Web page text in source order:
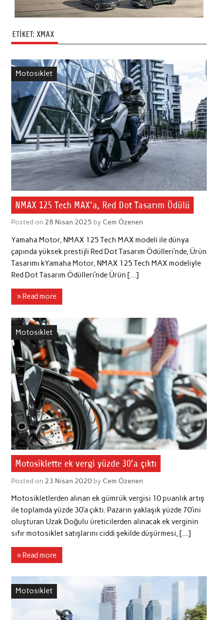
ETIKET: XMAX
Motosiklet
NMAX 125 Tech MAX’a, Red Dot Tasarım Ödülü
Posted on 28 Nisan 2025 by Cem Özenen
Yamaha Motor, NMAX 125 Tech MAX modeli ile dünya
çapında yüksek prestijli Red Dot Tasarım Ödülleri’nde, Ürün
Tasarımı kYamaha Motor, NMAX 125 Tech MAX modeliyle
Red Dot Tasarım Ödülleri’nde Ürün […]
» Read more
Motosiklet
Motosiklette ek vergi yüzde 30’a çıktı
Posted on 23 Nisan 2020by Cem Özenen
Motosikletlerden alınan ek gümrük vergisi 10 puanlık artış
ile toplamda yüzde 30’a çıktı. Pazarın yaklaşık yüzde 70’ini
oluşturan Uzak Doğulu üreticilerden alınacak ek verginin
sıfır motosiklet satışlarını ciddi şekilde düşürmesi, […]
» Read more
Motosiklet